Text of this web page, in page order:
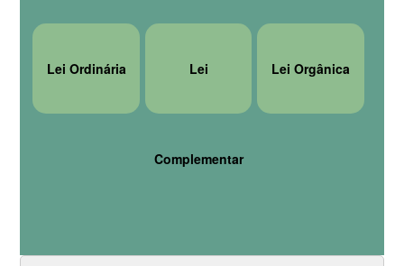
Lei Ordinária Lei
Complementar
Lei Orgânica